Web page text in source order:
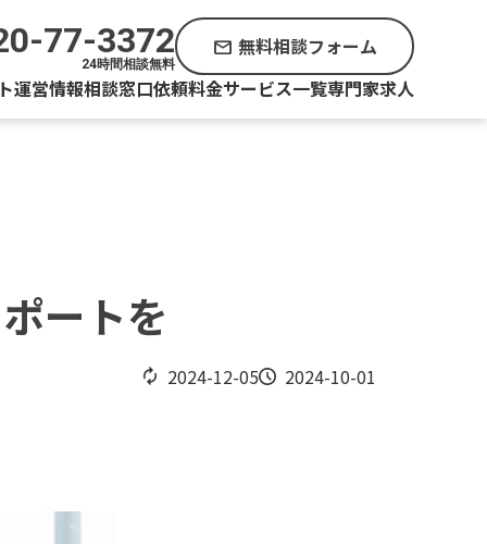
77-3372
24時間相談無料
mail 無料相談フォーム
運営情報相談窓口依頼料金サービス一覧専門家求人
ートを
2024-12-05 2024-10-01